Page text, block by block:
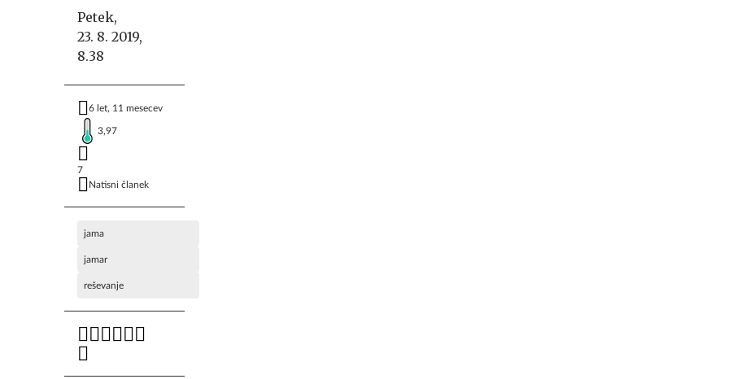
Petek,
23. 8. 2019,
8.38
6 let, 11 mesecev
3,97
7
Natisni članek
jama
jamar
reševanje